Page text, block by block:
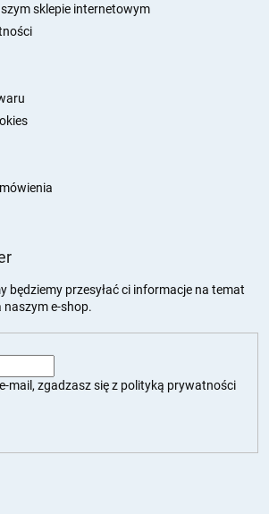
sklepie internetowym
będziemy przesyłać ci informacje na temat
e-shop.
mail, zgadzasz się z polityką prywatności